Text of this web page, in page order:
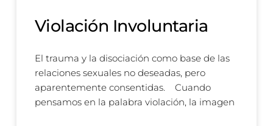
Violación Involuntaria
El trauma y la disociación como base de las
relaciones sexuales no deseadas, pero
aparentemente consentidas. Cuando
pensamos en la palabra violación, la imagen